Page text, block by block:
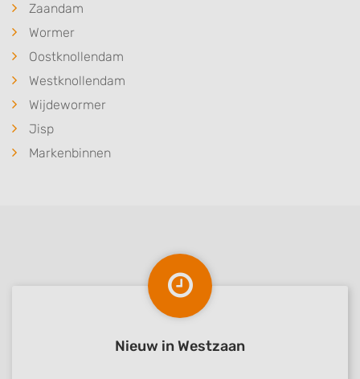
Zaandam
Wormer
Oostknollendam
Westknollendam
Wijdewormer
Jisp
Markenbinnen
Nieuw in Westzaan